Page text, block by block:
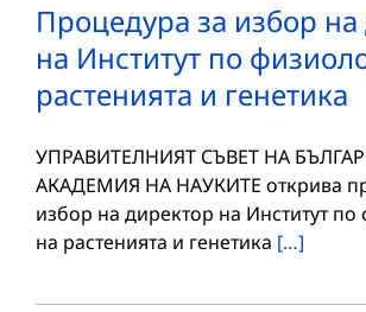
Процедура за избор
на Институт по
растенията и генетика
УПРАВИТЕЛНИЯТ СЪВЕТ НА
АКАДЕМИЯ НА НАУКИТЕ открива
избор на директор на Институт по
на растенията и генетика […]